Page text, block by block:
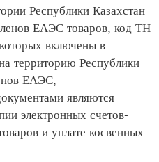
Республики Казахстан
ЕАЭС товаров, код ТН
включены в
территорию Республики
ЕАЭС,
являются
электронных счетов-
и уплате косвенных